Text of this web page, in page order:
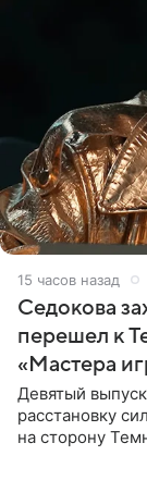
15 часов назад
Седокова
перешел к
«Мастера
Девятый
расстановку
на сторону